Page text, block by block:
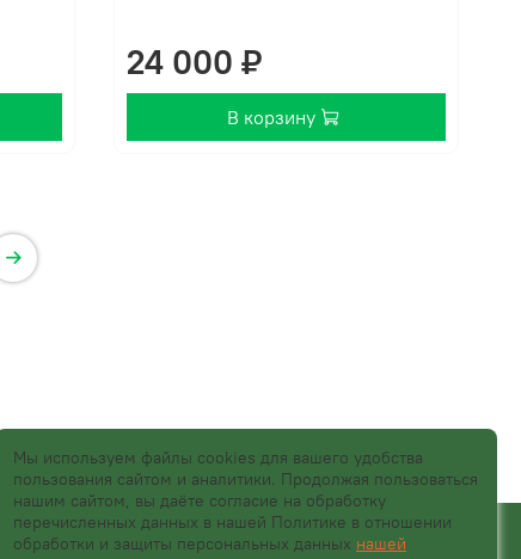
24 000 ₽
В корзину
Мы используем файлы cookies для вашего удобства
пользования сайтом и аналитики. Продолжая пользоваться
нашим сайтом, вы даёте согласие на обработку
перечисленных данных в нашей Политике в отношении
обработки и защиты персональных данных нашей